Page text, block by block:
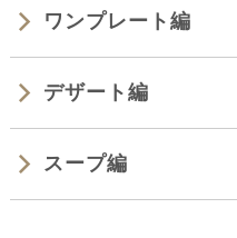
ワンプレート編
デザート編
スープ編